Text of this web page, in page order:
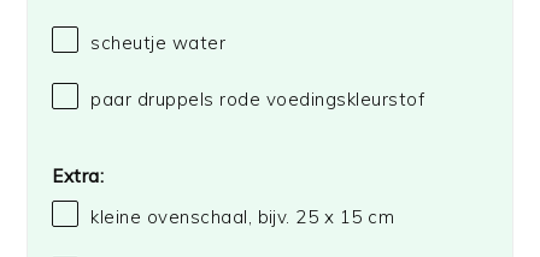
scheutje water
paar druppels rode voedingskleurstof
Extra:
kleine ovenschaal, bijv. 25 x 15 cm